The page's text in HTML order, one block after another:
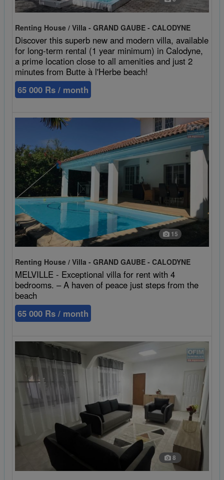
Renting House / Villa - GRAND GAUBE - CALODYNE
Discover this superb new and modern villa, available
for long-term rental (1 year minimum) in Calodyne,
a prime location close to all amenities and just 2
minutes from Butte à l'Herbe beach!
65 000 Rs / month
15
Renting House / Villa - GRAND GAUBE - CALODYNE
MELVILLE - Exceptional villa for rent with 4
bedrooms. – A haven of peace just steps from the
beach
65 000 Rs / month
8